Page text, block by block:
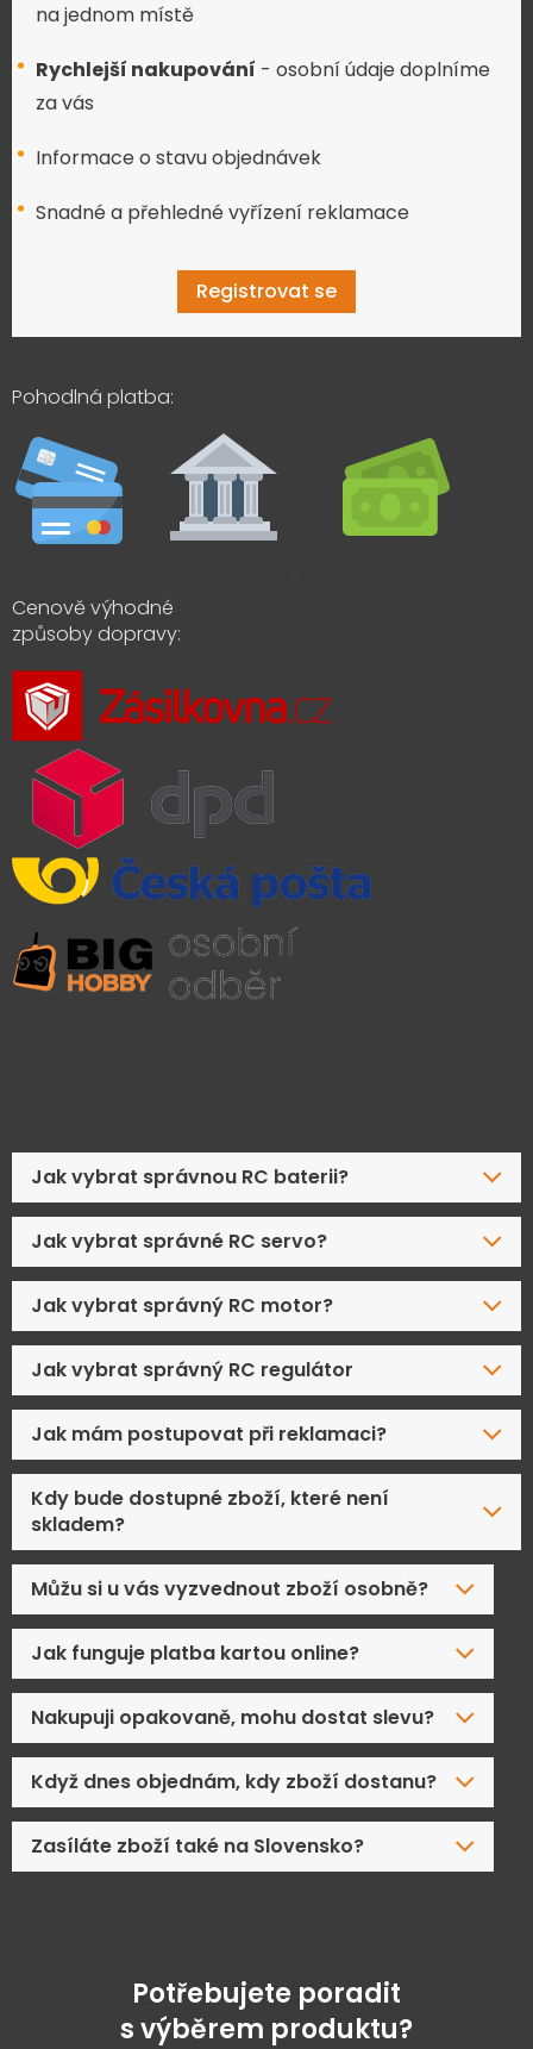
na jednom místě
Rychlejší nakupování - osobní údaje doplníme
za vás
Informace o stavu objednávek
Snadné a přehledné vyřízení reklamace
Registrovat se
Pohodlná platba:
Cenově výhodné
způsoby dopravy:
Jak vybrat správnou RC baterii?
Jak vybrat správné RC servo?
Jak vybrat správný RC motor?
Jak vybrat správný RC regulátor
Jak mám postupovat při reklamaci?
Kdy bude dostupné zboží, které není
skladem?
Můžu si u vás vyzvednout zboží osobně?
Jak funguje platba kartou online?
Nakupuji opakovaně, mohu dostat slevu?
Když dnes objednám, kdy zboží dostanu?
Zasíláte zboží také na Slovensko?
Potřebujete poradit
s výběrem produktu?